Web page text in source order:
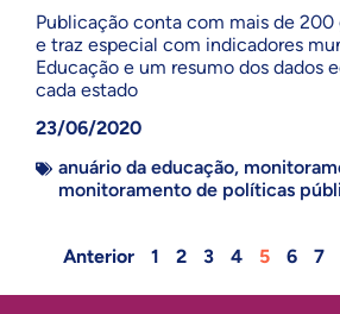
Publicação conta com mais de 200
e traz especial com indicadores
Educação e um resumo dos dados
cada estado
23/06/2020
anuário da educação,
monitoramento de políticas
Anterior 1 2 3 4 5 6 7